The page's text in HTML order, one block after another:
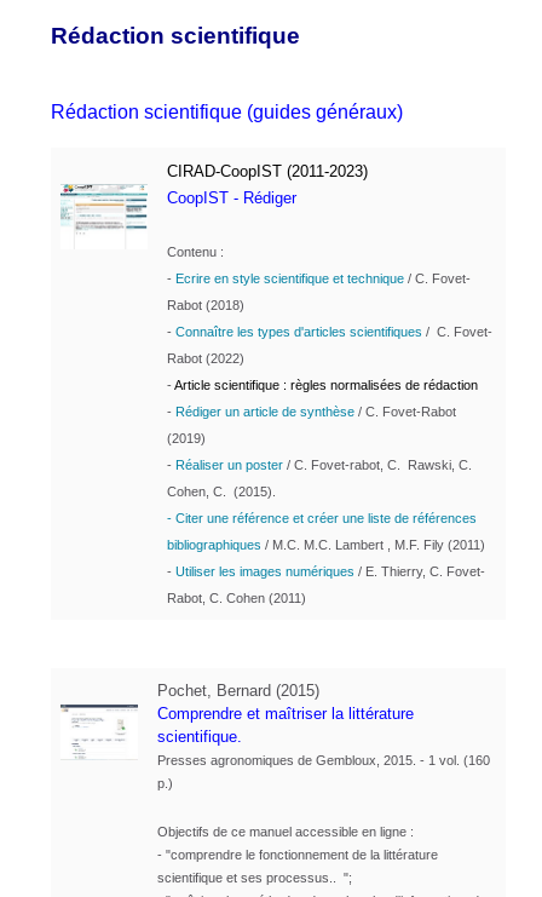
Rédaction scientifique
Rédaction scientifique (guides généraux)
CIRAD-CoopIST (2011-2023)
CoopIST - Rédiger
Contenu :
- Ecrire en style scientifique et technique / C. Fovet-
Rabot (2018)
- Connaître les types d'articles scientifiques / C. Fovet-
Rabot (2022)
-Article scientifique : règles normalisées de rédaction
- Rédiger un article de synthèse / C. Fovet-Rabot
(2019)
- Réaliser un poster / C. Fovet-rabot, C. Rawski, C.
Cohen, C. (2015).
- Citer une référence et créer une liste de références
bibliographiques / M.C. M.C. Lambert , M.F. Fily (2011)
- Utiliser les images numériques / E. Thierry, C. Fovet-
Rabot, C. Cohen (2011)
Pochet, Bernard (2015)
Comprendre et maîtriser la littérature
scientifique.
Presses agronomiques de Gembloux, 2015. - 1 vol. (160
p.)
Objectifs de ce manuel accessible en ligne :
- "comprendre le fonctionnement de la littérature
scientifique et ses processus.. ";